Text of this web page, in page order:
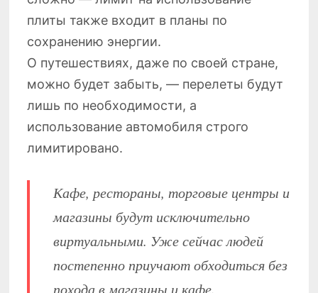
плиты также входит в планы по
сохранению энергии.
О путешествиях, даже по своей стране,
можно будет забыть, — перелеты будут
лишь по необходимости, а
использование автомобиля строго
лимитировано.
Кафе, рестораны, торговые центры и
магазины будут исключительно
виртуальными. Уже сейчас людей
постепенно приучают обходиться без
похода в магазины и кафе.